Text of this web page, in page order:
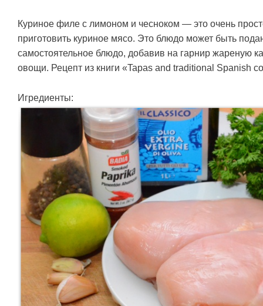
Куриное филе с лимоном и чесноком — это очень
приготовить куриное мясо. Это блюдо может быть
самостоятельное блюдо, добавив на гарнир жареную
овощи. Рецепт из книги «Tapas and traditional Spanish
Игредиенты: